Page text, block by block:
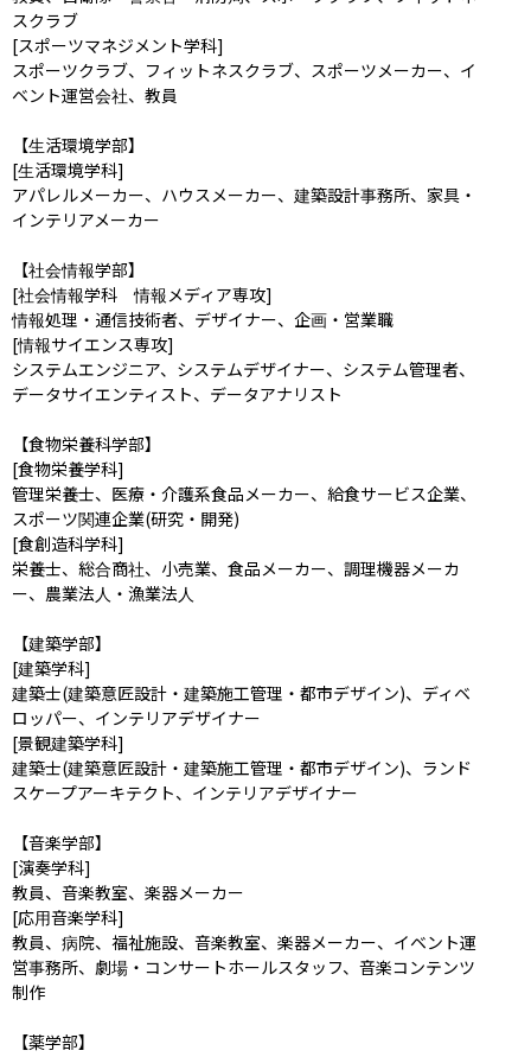
スクラブ
[スポーツマネジメント学科]
スポーツクラブ、フィットネスクラブ、スポーツメーカー、イ
ベント運営会社、教員
【生活環境学部】
[生活環境学科]
アパレルメーカー、ハウスメーカー、建築設計事務所、家具・
インテリアメーカー
【社会情報学部】
[社会情報学科　情報メディア専攻]
情報処理・通信技術者、デザイナー、企画・営業職
[情報サイエンス専攻]
システムエンジニア、システムデザイナー、システム管理者、
データサイエンティスト、データアナリスト
【食物栄養科学部】
[食物栄養学科]
管理栄養士、医療・介護系食品メーカー、給食サービス企業、
スポーツ関連企業(研究・開発)
[食創造科学科]
栄養士、総合商社、小売業、食品メーカー、調理機器メーカ
ー、農業法人・漁業法人
【建築学部】
[建築学科]
建築士(建築意匠設計・建築施工管理・都市デザイン)、ディベ
ロッパー、インテリアデザイナー
[景観建築学科]
建築士(建築意匠設計・建築施工管理・都市デザイン)、ランド
スケープアーキテクト、インテリアデザイナー
【音楽学部】
[演奏学科]
教員、音楽教室、楽器メーカー
[応用音楽学科]
教員、病院、福祉施設、音楽教室、楽器メーカー、イベント運
営事務所、劇場・コンサートホールスタッフ、音楽コンテンツ
制作
【薬学部】